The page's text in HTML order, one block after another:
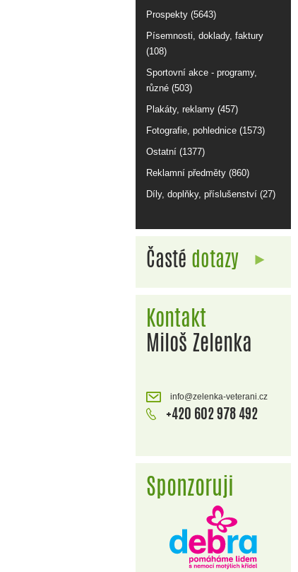
Prospekty (5643)
Písemnosti, doklady, faktury
(108)
Sportovní akce - programy,
různé (503)
Plakáty, reklamy (457)
Fotografie, pohlednice (1573)
Ostatní (1377)
Reklamní předměty (860)
Díly, doplňky, příslušenství (27)
Časté dotazy
Kontakt
Miloš Zelenka
info@zelenka-veterani.cz
+420 602 978 492
Sponzoruji